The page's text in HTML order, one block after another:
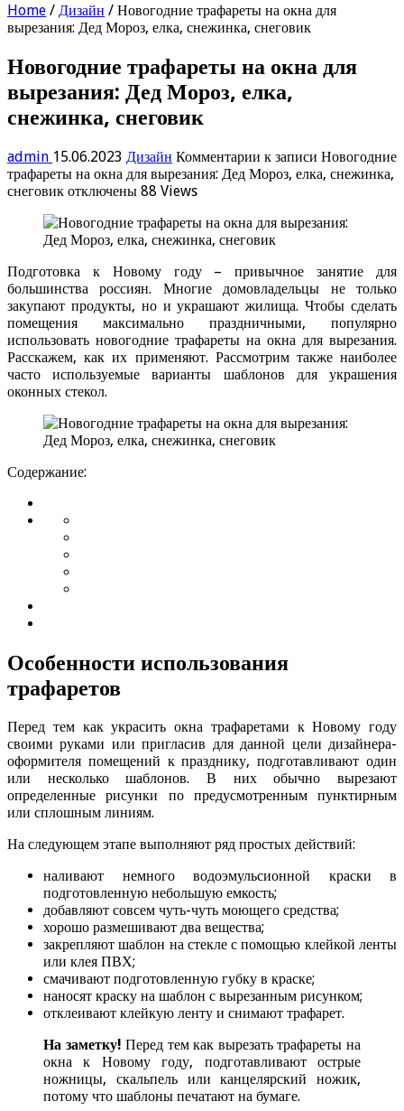
Home / Дизайн / Новогодние трафареты на окна для
вырезания: Дед Мороз, елка, снежинка, снеговик
Новогодние трафареты на окна для
вырезания: Дед Мороз, елка,
снежинка, снеговик
admin 15.06.2023 Дизайн Комментарии к записи Новогодние
трафареты на окна для вырезания: Дед Мороз, елка, снежинка,
снеговик отключены 88 Views
Подготовка к Новому году – привычное занятие для
большинства россиян. Многие домовладельцы не только
закупают продукты, но и украшают жилища. Чтобы сделать
помещения максимально праздничными, популярно
использовать новогодние трафареты на окна для вырезания.
Расскажем, как их применяют. Рассмотрим также наиболее
часто используемые варианты шаблонов для украшения
оконных стекол.
Содержание:
Особенности использования
трафаретов
Перед тем как украсить окна трафаретами к Новому году
своими руками или пригласив для данной цели дизайнера-
оформителя помещений к празднику, подготавливают один
или несколько шаблонов. В них обычно вырезают
определенные рисунки по предусмотренным пунктирным
или сплошным линиям.
На следующем этапе выполняют ряд простых действий:
наливают немного водоэмульсионной краски в
подготовленную небольшую емкость;
добавляют совсем чуть-чуть моющего средства;
хорошо размешивают два вещества;
закрепляют шаблон на стекле с помощью клейкой ленты
или клея ПВХ;
смачивают подготовленную губку в краске;
наносят краску на шаблон с вырезанным рисунком;
отклеивают клейкую ленту и снимают трафарет.
На заметку! Перед тем как вырезать трафареты на
окна к Новому году, подготавливают острые
ножницы, скальпель или канцелярский ножик,
потому что шаблоны печатают на бумаге.